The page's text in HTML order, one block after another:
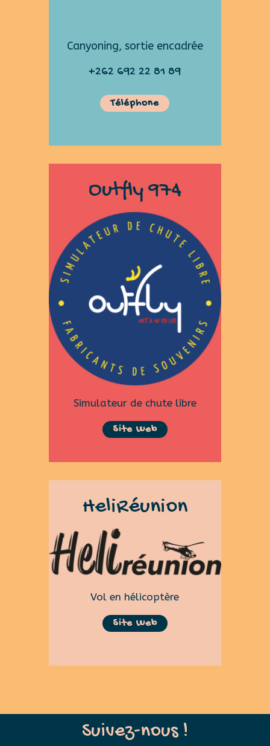
Canyoning, sortie encadrée
+262 692 22 81 89
Téléphone
Outfly 974
Simulateur de chute libre
Site Web
HeliRéunion
Vol en hélicoptère
Site Web
Suivez-nous !